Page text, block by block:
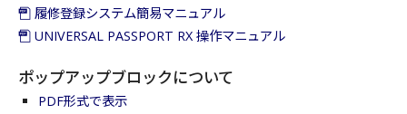
履修登録システム簡易マニュアル
UNIVERSAL PASSPORT RX 操作マニュアル
ポップアップブロックについて
PDF形式で表示